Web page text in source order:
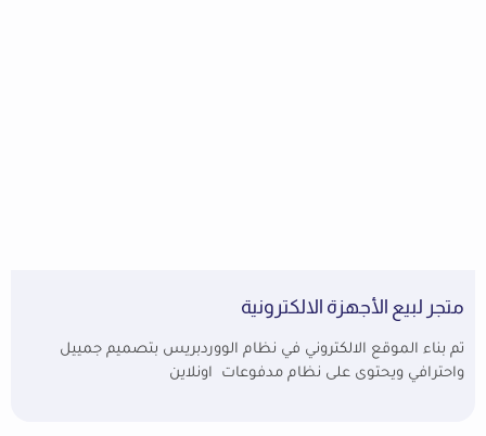
متجر لبيع الأجهزة الالكترونية
تم بناء الموقع الالكتروني في نظام الووردبريس بتصميم جمييل
واحترافي ويحتوى على نظام مدفوعات اونلاين